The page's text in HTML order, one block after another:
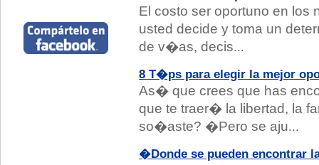
El costo ser oportuno en los
usted decide y toma un
de v�as, decis...
8 T�ps para elegir la mejor
As� que crees que has
que te traer� la libertad, la
so�aste? �Pero se aju...
�Donde se pueden encontrar